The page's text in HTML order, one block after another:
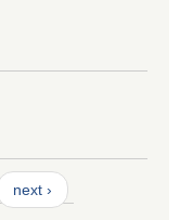
next ›